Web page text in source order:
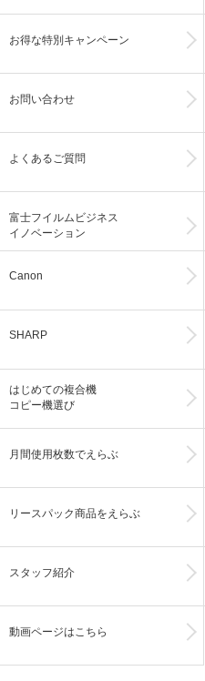
お得な特別キャンペーン
お問い合わせ
よくあるご質問
富士フイルムビジネス
イノベーション
Canon
SHARP
はじめての複合機
コピー機選び
月間使用枚数でえらぶ
リースパック商品をえらぶ
スタッフ紹介
動画ページはこちら